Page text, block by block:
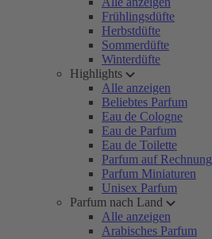
Frühlingsdüfte
Herbstdüfte
Sommerdüfte
Winterdüfte
Highlights
Alle anzeigen
Beliebtes Parfum
Eau de Cologne
Eau de Parfum
Eau de Toilette
Parfum auf Rechnung
Parfum Miniaturen
Unisex Parfum
Parfum nach Land
Alle anzeigen
Arabisches Parfum